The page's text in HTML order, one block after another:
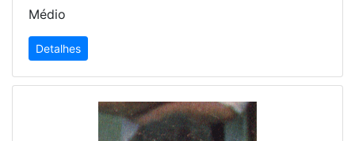
Médio
Detalhes